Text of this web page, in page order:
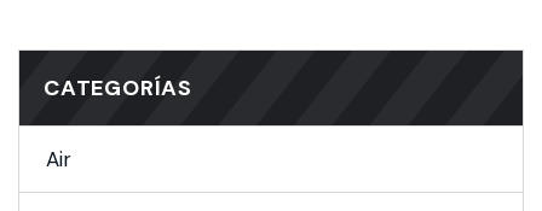
CATEGORÍAS
Air